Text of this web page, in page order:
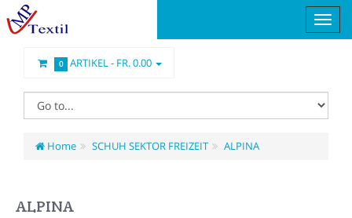
0 ARTIKEL - FR. 0.00
Home SCHUH SEKTOR FREIZEIT ALPINA
ALPINA